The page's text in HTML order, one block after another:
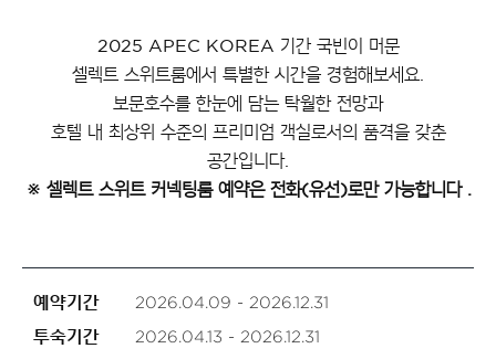
2025 APEC KOREA 기간 국빈이 머문
셀렉트 스위트룸에서 특별한 시간을 경험해보세요.
보문호수를 한눈에 담는 탁월한 전망과
호텔 내 최상위 수준의 프리미엄 객실로서의 품격을 갖춘
공간입니다.
※ 셀렉트 스위트 커넥팅룸 예약은 전화(유선)로만 가능합니다 .
예약기간 2026.04.09 - 2026.12.31
투숙기간 2026.04.13 - 2026.12.31